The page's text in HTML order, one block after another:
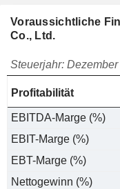
Voraussichtliche
Co., Ltd.
Steuerjahr: Dezember
Profitabilität
EBITDA-Marge (%)
EBIT-Marge (%)
EBT-Marge (%)
Nettogewinn (%)